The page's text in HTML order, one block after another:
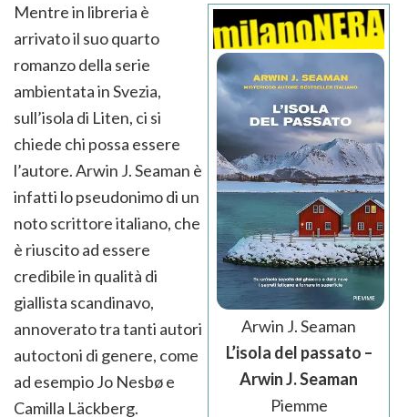
Arwin J. Seaman
L’isola del passato –
Arwin J. Seaman
Piemme
Mentre in libreria è
arrivato il suo quarto
romanzo della serie
ambientata in Svezia,
sull’isola di Liten, ci si
chiede chi possa essere
l’autore. Arwin J. Seaman è
infatti lo pseudonimo di un
noto scrittore italiano, che
è riuscito ad essere
credibile in qualità di
giallista scandinavo,
annoverato tra tanti autori
autoctoni di genere, come
ad esempio Jo Nesbø e
Camilla Läckberg.